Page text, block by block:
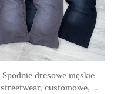
Spodnie dresowe męskie
streetwear, customowe, z